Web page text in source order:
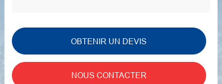
OBTENIR UN DEVIS
NOUS CONTACTER